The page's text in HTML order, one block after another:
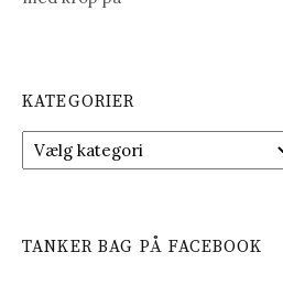
KATEGORIER
a
g
TANKER BAG PÅ FACEBOOK